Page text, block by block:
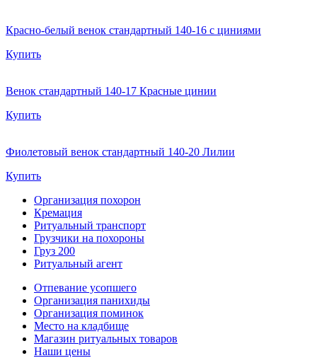
Красно-белый венок стандартный 140-16 с циниями
Купить
Венок стандартный 140-17 Красные цинии
Купить
Фиолетовый венок стандартный 140-20 Лилии
Купить
Организация похорон
Кремация
Ритуальный транспорт
Грузчики на похороны
Груз 200
Ритуальный агент
Отпевание усопшего
Организация панихиды
Организация поминок
Место на кладбище
Магазин ритуальных товаров
Наши цены